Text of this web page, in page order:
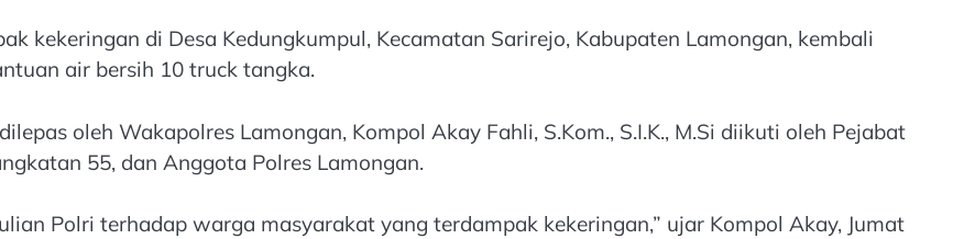
kekeringan di Desa Kedungkumpul, Kecamatan Sarirejo, Kabupaten Lamongan, kembali
air bersih 10 truck tangka.
oleh Wakapolres Lamongan, Kompol Akay Fahli, S.Kom., S.I.K., M.Si diikuti oleh Pejabat
55, dan Anggota Polres Lamongan.
Polri terhadap warga masyarakat yang terdampak kekeringan,” ujar Kompol Akay, Jumat